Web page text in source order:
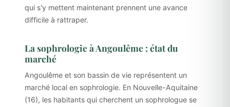
qui s'y mettent maintenant prennent une avance
difficile à rattraper.
La sophrologie à Angoulême : état du
marché
Angoulême et son bassin de vie représentent un
marché local en sophrologie. En Nouvelle-Aquitaine
(16), les habitants qui cherchent un sophrologue se